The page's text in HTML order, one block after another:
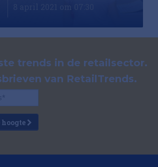
trends in de retailsector.
van RetailTrends.
hoogte